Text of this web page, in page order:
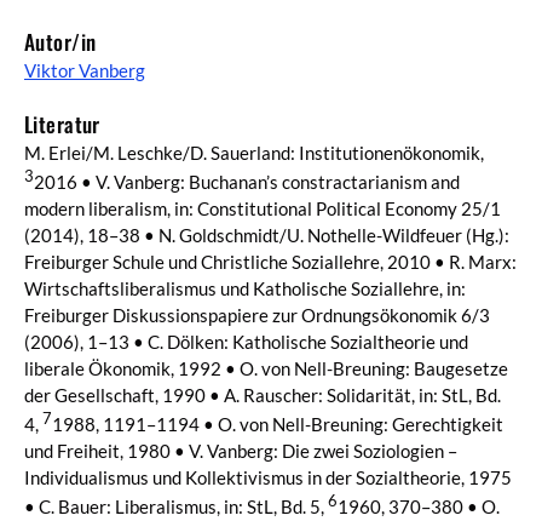
Autor/in
Viktor Vanberg
Literatur
M. Erlei/M. Leschke/D. Sauerland: Institutionenökonomik,
32016 • V. Vanberg: Buchanan’s constractarianism and
modern liberalism, in: Constitutional Political Economy 25/1
(2014), 18–38 • N. Goldschmidt/U. Nothelle-Wildfeuer (Hg.):
Freiburger Schule und Christliche Soziallehre, 2010 • R. Marx:
Wirtschaftsliberalismus und Katholische Soziallehre, in:
Freiburger Diskussionspapiere zur Ordnungsökonomik 6/3
(2006), 1–13 • C. Dölken: Katholische Sozialtheorie und
liberale Ökonomik, 1992 • O. von Nell-Breuning: Baugesetze
der Gesellschaft, 1990 • A. Rauscher: Solidarität, in: StL, Bd.
4, 71988, 1191–1194 • O. von Nell-Breuning: Gerechtigkeit
und Freiheit, 1980 • V. Vanberg: Die zwei Soziologien –
Individualismus und Kollektivismus in der Sozialtheorie, 1975
• C. Bauer: Liberalismus, in: StL, Bd. 5, 61960, 370–380 • O.